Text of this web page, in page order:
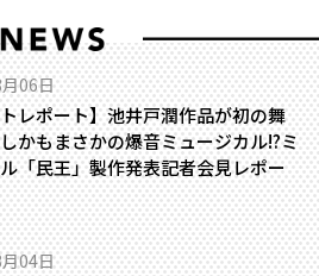
06日
レポート】池井戸潤作品が初の舞
もまさかの爆音ミュージカル!?――ミ
「民王」製作発表記者会見レポー
04日